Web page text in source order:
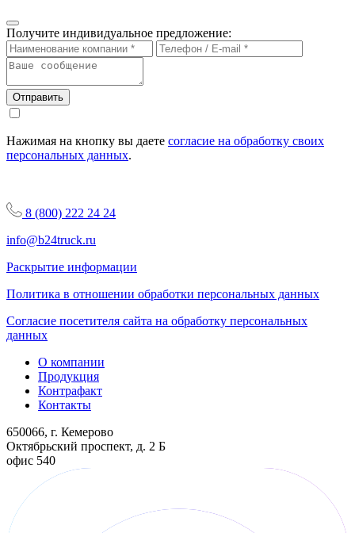
Получите индивидуальное предложение:
Отправить
Нажимая на кнопку вы даете согласие на обработку своих
персональных данных.
8 (800) 222 24 24
info@b24truck.ru
Раскрытие информации
Политика в отношении обработки персональных данных
Согласие посетителя сайта на обработку персональных
данных
О компании
Продукция
Контрафакт
Контакты
650066, г. Кемерово
Октябрьский проспект, д. 2 Б
офис 540